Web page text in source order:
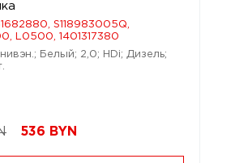
S118983005Q,
L0500, 1401317380
Белый; 2,0; HDi; Дизель;
536 BYN